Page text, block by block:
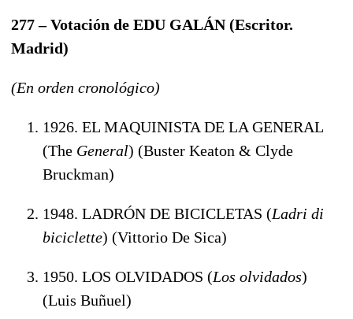
277 – Votación de EDU GALÁN(Escritor.
Madrid)
(En orden cronológico)
1926. EL MAQUINISTA DE LA GENERAL
(The General) (Buster Keaton & Clyde
Bruckman)
1948. LADRÓN DE BICICLETAS (Ladri di
biciclette) (Vittorio De Sica)
1950. LOS OLVIDADOS (Los olvidados)
(Luis Buñuel)